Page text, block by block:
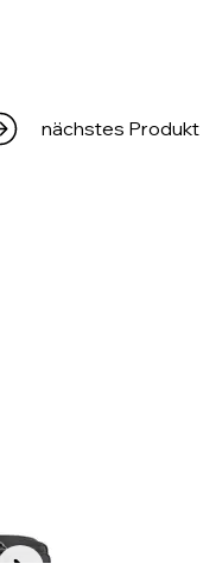
nächstes Produkt